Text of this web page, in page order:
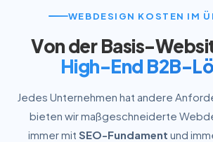
WEBDESIGN KOSTEN IM
Von der Basis-
High-End B2B-
Jedes Unternehmen hat andere
bieten wir maßgeschneiderte
immer mit SEO-Fundament und